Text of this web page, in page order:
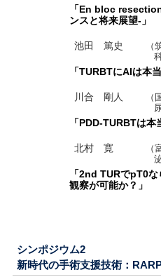
「En bloc
ンスと将来展望-」
池田 篤史
（
「TURBTにAIは本
川合 剛人
「PDD-TURBTは本
北村 寛
「2nd TURでpT0
観察が可能か？」
シンポジウム2
新時代の手術支援技術：